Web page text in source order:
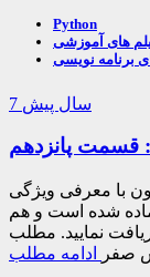
Python
های آموزشی
برنامه نویسی
7 سال پیش
: قسمت پانزدهم
با معرفی ویژگی
شده است و هم
نمایید. مطلب
صفر
ادامه مطلب